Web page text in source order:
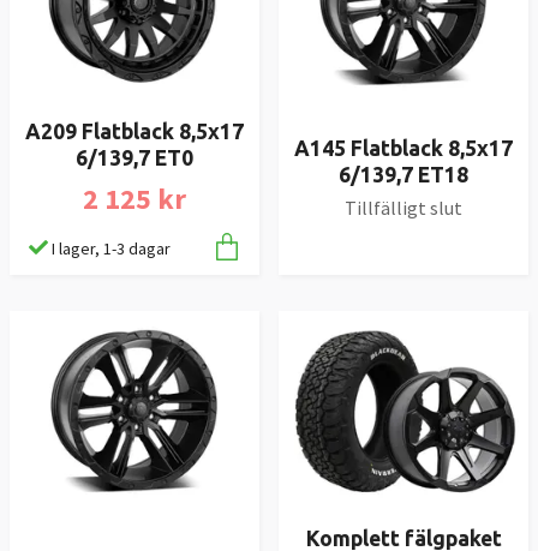
A209 Flatblack 8,5x17
6/139,7 ET0
2 125 kr
I lager, 1-3 dagar
A145 Flatblack 8,5x17
6/139,7 ET18
Tillfälligt slut
Komplett fälgpaket